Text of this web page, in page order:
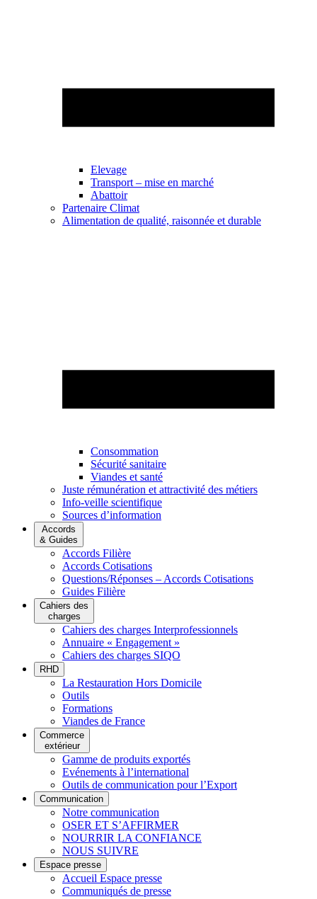
Elevage
Transport – mise en marché
Abattoir
Partenaire Climat
Alimentation de qualité, raisonnée et durable
Consommation
Sécurité sanitaire
Viandes et santé
Juste rémunération et attractivité des métiers
Info-veille scientifique
Sources d’information
Accords
& Guides
Accords Filière
Accords Cotisations
Questions/Réponses – Accords Cotisations
Guides Filière
Cahiers des
charges
Cahiers des charges Interprofessionnels
Annuaire « Engagement »
Cahiers des charges SIQO
RHD
La Restauration Hors Domicile
Outils
Formations
Viandes de France
Commerce
extérieur
Gamme de produits exportés
Evénements à l’international
Outils de communication pour l’Export
Communication
Notre communication
OSER ET S’AFFIRMER
NOURRIR LA CONFIANCE
NOUS SUIVRE
Espace presse
Accueil Espace presse
Communiqués de presse